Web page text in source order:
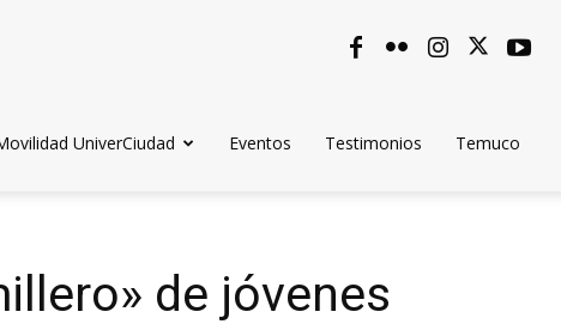
UniverCiudad Eventos Testimonios Temuco
de jóvenes